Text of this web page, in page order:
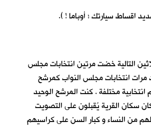
اقساط سيارتك ؛ أوباما ! ).
التالية خضت مرتين انتخابات مجلس
مرات انتخابات مجلس النواب كمرشح
مختلفة . كنت المرشح الوحيد
سكان القرية يُقبلون على التصويت
من النساء و كبار السن على كراسيهم